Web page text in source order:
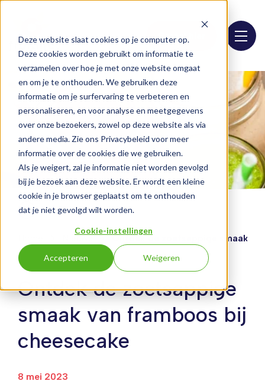
Deze website slaat cookies op je computer op.
Deze cookies worden gebruikt om informatie te
verzamelen over hoe je met onze website omgaat
en om je te onthouden. We gebruiken deze
informatie om je surfervaring te verbeteren en
personaliseren, en voor analyse en meetgegevens
over onze bezoekers, zowel op deze website als via
andere media. Zie ons Privacybeleid voor meer
informatie over de cookies die we gebruiken.
Als je weigert, zal je informatie niet worden gevolgd
bij je bezoek aan deze website. Er wordt een kleine
cookie in je browser geplaatst om te onthouden
dat je niet gevolgd wilt worden.
Cookie-instellingen
Accepteren Weigeren
Bestel hier
Nieuws Ontdek de zoetsappige smaak
Ontdek de zoetsappige
smaak van framboos bij
cheesecake
8 mei 2023